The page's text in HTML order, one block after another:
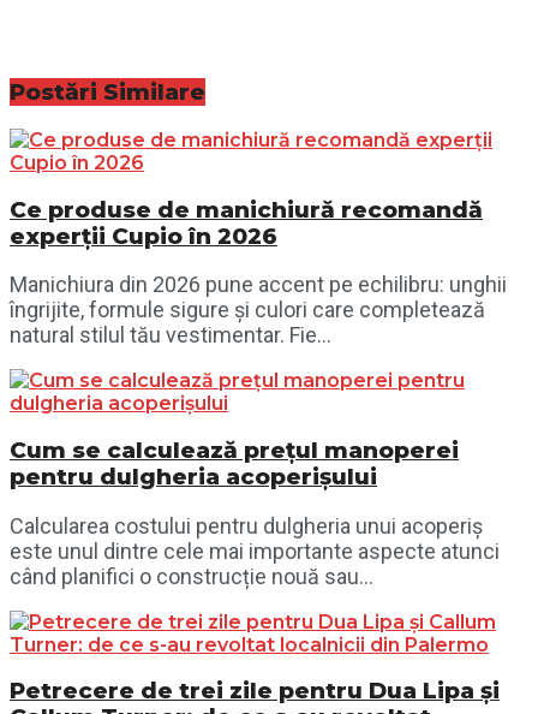
Postări Similare
Ce produse de manichiură recomandă
experții Cupio în 2026
Manichiura din 2026 pune accent pe echilibru: unghii
îngrijite, formule sigure și culori care completează
natural stilul tău vestimentar. Fie...
Cum se calculează prețul manoperei
pentru dulgheria acoperișului
Calcularea costului pentru dulgheria unui acoperiș
este unul dintre cele mai importante aspecte atunci
când planifici o construcție nouă sau...
Petrecere de trei zile pentru Dua Lipa și